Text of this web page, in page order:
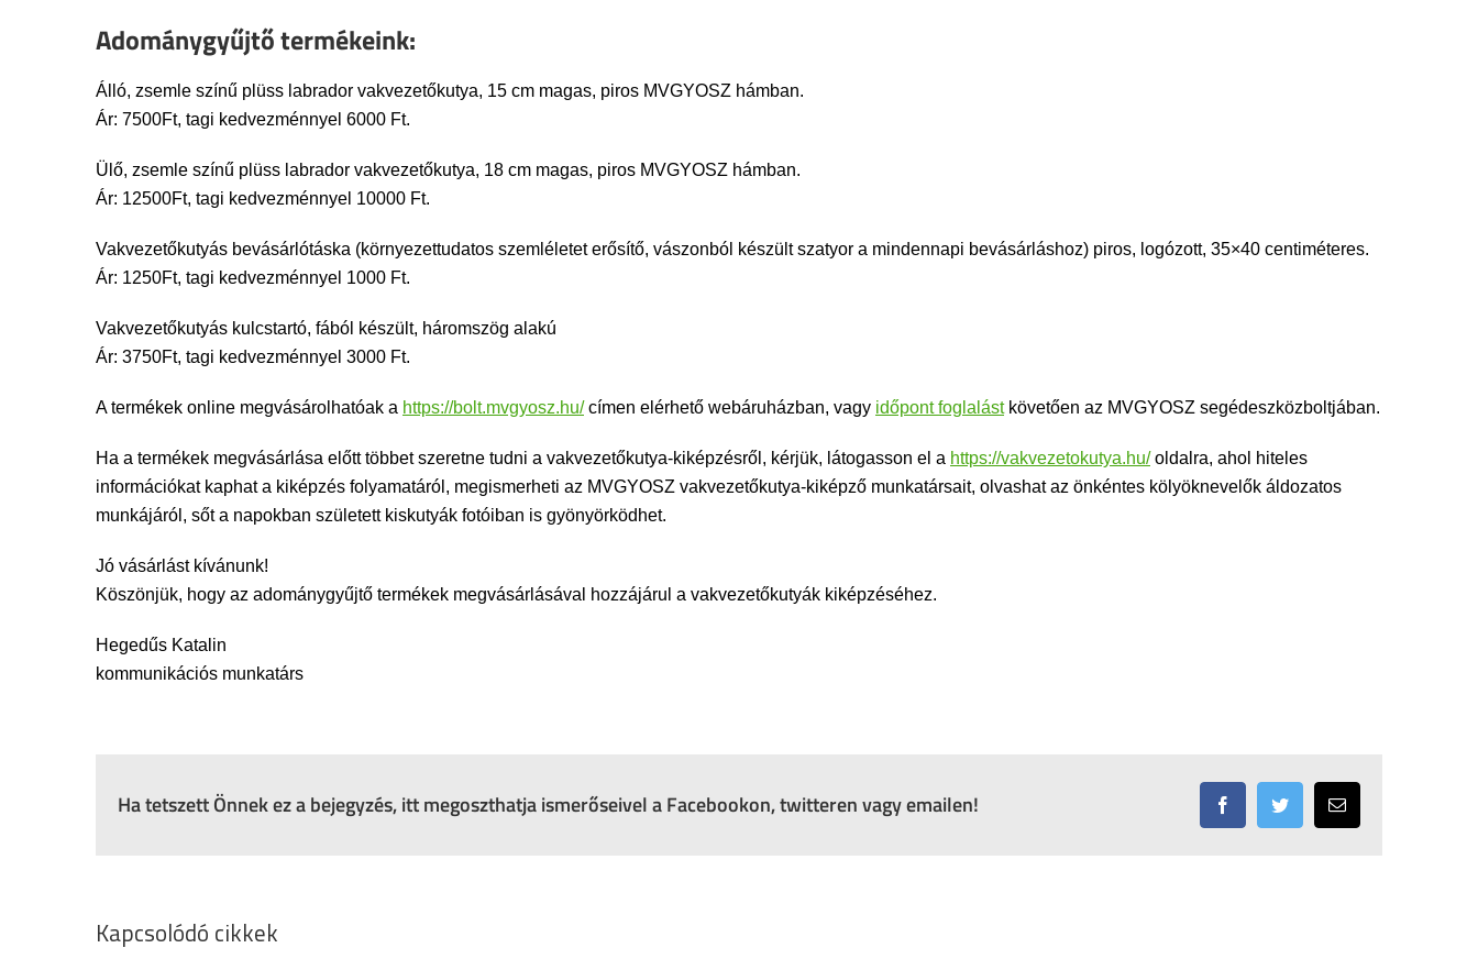
Adománygyűjtő termékeink:
Álló, zsemle színű plüss labrador vakvezetőkutya, 15 cm magas, piros MVGYOSZ hámban.
Ár: 7500Ft, tagi kedvezménnyel 6000 Ft.
Ülő, zsemle színű plüss labrador vakvezetőkutya, 18 cm magas, piros MVGYOSZ hámban.
Ár: 12500Ft, tagi kedvezménnyel 10000 Ft.
Vakvezetőkutyás bevásárlótáska (környezettudatos szemléletet erősítő, vászonból készült szatyor a mindennapi bevásárláshoz) piros, logózott, 35×40 centiméteres.
Ár: 1250Ft, tagi kedvezménnyel 1000 Ft.
Vakvezetőkutyás kulcstartó, fából készült, háromszög alakú
Ár: 3750Ft, tagi kedvezménnyel 3000 Ft.
A termékek online megvásárolhatóak a https://bolt.mvgyosz.hu/címen elérhető webáruházban, vagy időpont foglalástkövetően az MVGYOSZ segédeszközboltjában.
Ha a termékek megvásárlása előtt többet szeretne tudni a vakvezetőkutya-kiképzésről, kérjük, látogasson el a https://vakvezetokutya.hu/oldalra, ahol hiteles
információkat kaphat a kiképzés folyamatáról, megismerheti az MVGYOSZ vakvezetőkutya-kiképző munkatársait, olvashat az önkéntes kölyöknevelők áldozatos
munkájáról, sőt a napokban született kiskutyák fotóiban is gyönyörködhet.
Jó vásárlást kívánunk!
Köszönjük, hogy az adománygyűjtő termékek megvásárlásával hozzájárul a vakvezetőkutyák kiképzéséhez.
Hegedűs Katalin
kommunikációs munkatárs
Ha tetszett Önnek ez a bejegyzés, itt megoszthatja ismerőseivel a Facebookon, twitteren vagy emailen! FacebookTwitter Email:
Kapcsolódó cikkek